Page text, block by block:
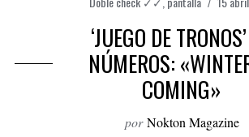
r
c
h
f
‘JUEGO DE
NÚMEROS:
COMING»
por Nokton Magazine